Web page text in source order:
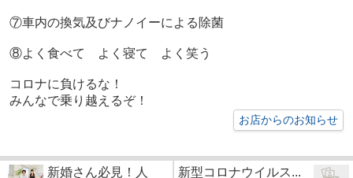
⑦車内の換気及びナノイーによる除菌
⑧よく食べて よく寝て よく笑う
コロナに負けるな！
みんなで乗り越えるぞ！
お店からのお知らせ
新婚さん必見！人
新型コロナウイルス...